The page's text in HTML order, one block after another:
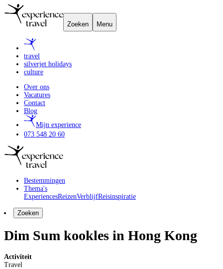
Zoeken Menu
travel
silverjet holidays
culture
Over ons
Vacatures
Contact
Blog
Mijn experience
073 548 20 60
Bestemmingen
Thema's
ExperiencesReizenVerblijfReisinspiratie
Zoeken
Dim Sum kookles in Hong Kong
Activiteit
Travel